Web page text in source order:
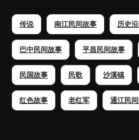
传说 南江民间故事 历史
巴中民间故事 平昌民间故事
民国故事 民歌 沙溪镇
红色故事 老红军 通江民